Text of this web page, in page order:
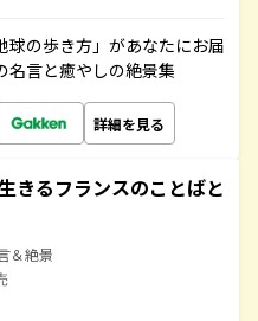
の歩き方」があなたにお届
名言と癒やしの絶景集
詳細を見る
きるフランスのことばと
＆絶景